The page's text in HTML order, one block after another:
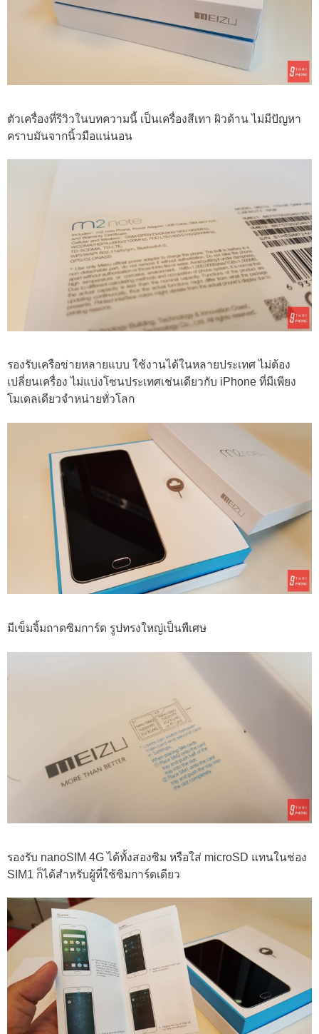
ตัวเครื่องที่รีวิวในบทความนี้ เป็นเครื่องสีเทา ผิวด้าน ไม่มีปัญหา
คราบมันจากนิ้วมือแน่นอน
รองรับเครือข่ายหลายแบบ ใช้งานได้ในหลายประเทศ ไม่ต้อง
เปลี่ยนเครื่อง ไม่แบ่งโซนประเทศเช่นเดียวกับ iPhone ที่มีเพียง
โมเดลเดียวจำหน่ายทั่วโลก
มีเข็มจิ้มถาดซิมการ์ด รูปทรงใหญ่เป็นพืเศษ
รองรับ nanoSIM 4G ได้ทั้งสองซิม หรือใส่ microSD แทนในช่อง
SIM1 ก็ได้สำหรับผู้ที่ใช้ซิมการ์ดเดียว